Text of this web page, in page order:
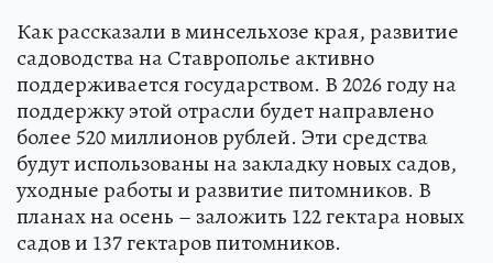
Как рассказали в минсельхозе края, развитие
садоводства на Ставрополье активно
поддерживается государством. В 2026 году на
поддержку этой отрасли будет направлено
более 520 миллионов рублей. Эти средства
будут использованы на закладку новых садов,
уходные работы и развитие питомников. В
планах на осень – заложить 122 гектара новых
садов и 137 гектаров питомников.